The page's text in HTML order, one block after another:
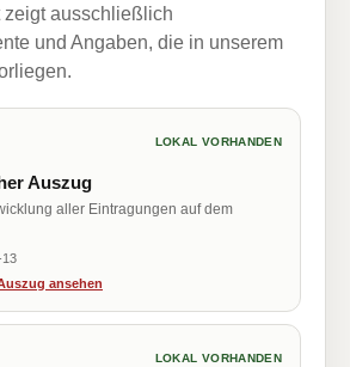
zeigt ausschließlich
und Angaben, die in unserem
LOKAL VORHANDEN
Auszug
aller Eintragungen auf dem
13
ansehen
LOKAL VORHANDEN